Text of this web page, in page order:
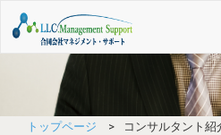
トップページ > コンサルタント紹